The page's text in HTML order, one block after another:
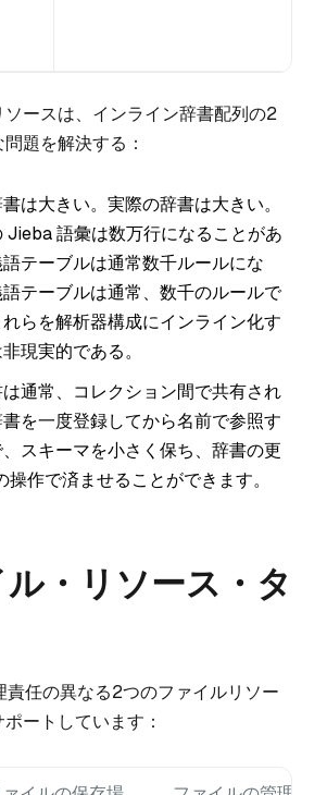
ソースは、インライン辞書配列の2
題を解決する：
は大きい。実際の辞書は大きい。
Jieba 語彙は数万行になることがあ
語テーブルは通常数千ルールにな
テーブルは通常、数千のルールで
らを解析器構成にインライン化す
現実的である。
通常、コレクション間で共有され
書を一度登録してから名前で参照す
スキーマを小さく保ち、辞書の更
操作で済ませることができます。
・リソース・タ
任の異なる2つのファイルリソー
ートしています：